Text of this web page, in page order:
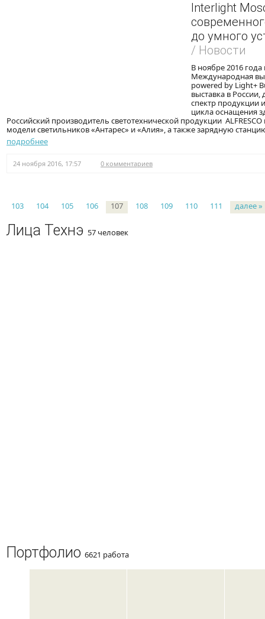
Interlight
до умного
/ Новости
В ноябре 2016
Международная
powered by Light+
выставка в
спектр продукции
цикла оснащения
Российский производитель светотехнической продукции
модели светильников «Антарес» и «Алия», а также зарядную
подробнее
24 ноября 2016, 17:57 0 комментариев
Страницы
103 104 105 106 107 108 109 110 111 далее »
Лица Технэ 57 человек
Портфолио 6621 работа